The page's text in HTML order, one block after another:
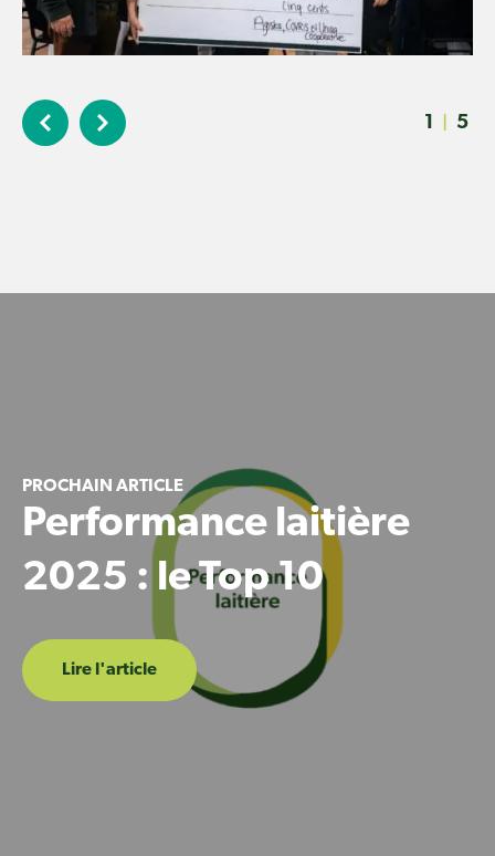
1 5
PROCHAIN ARTICLE
Performance laitière
2025 : le Top 10
Lire l'article